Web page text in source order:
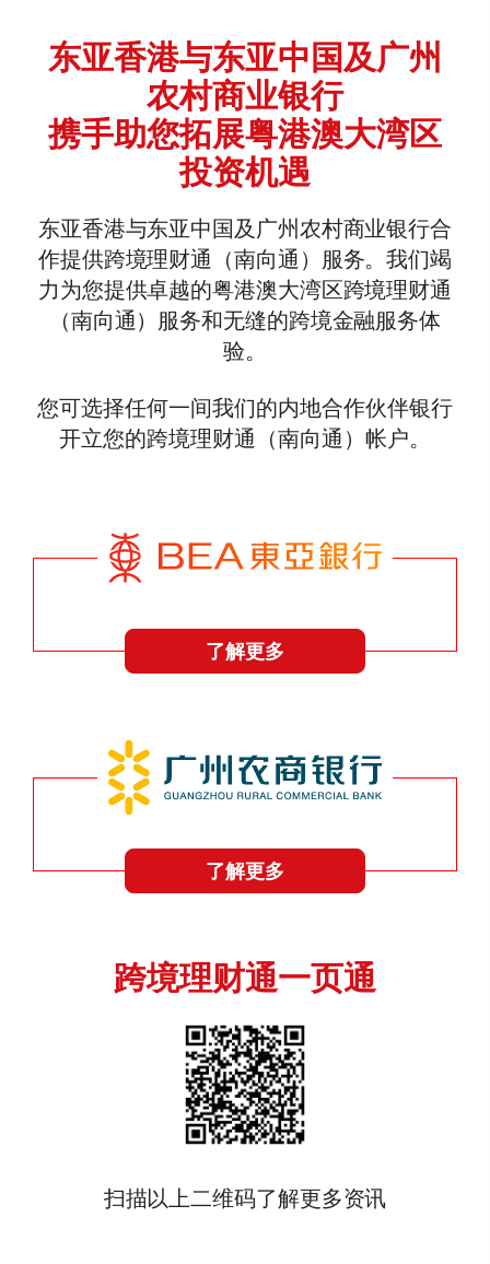
东亚香港与东亚中国及广州
农村商业银行
携手助您拓展粤港澳大湾区
投资机遇
东亚香港与东亚中国及广州农村商业银行合
作提供跨境理财通（南向通）服务。我们竭
力为您提供卓越的粤港澳大湾区跨境理财通
（南向通）服务和无缝的跨境金融服务体
验。
您可选择任何一间我们的内地合作伙伴银行
开立您的跨境理财通（南向通）帐户。
了解更多
了解更多
跨境理财通一页通
扫描以上二维码了解更多资讯